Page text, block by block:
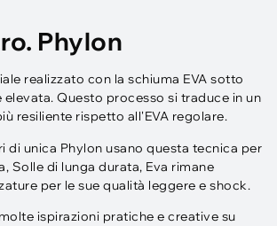
Phylon
realizzato con la schiuma EVA sotto
elevata. Questo processo si traduce in un
resiliente rispetto all'EVA regolare.
di unica Phylon usano questa tecnica per
Solle di lunga durata, Eva rimane
per le sue qualità leggere e shock.
ispirazioni pratiche e creative su